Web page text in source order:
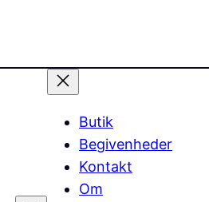
Butik
Begivenheder
Kontakt
Om